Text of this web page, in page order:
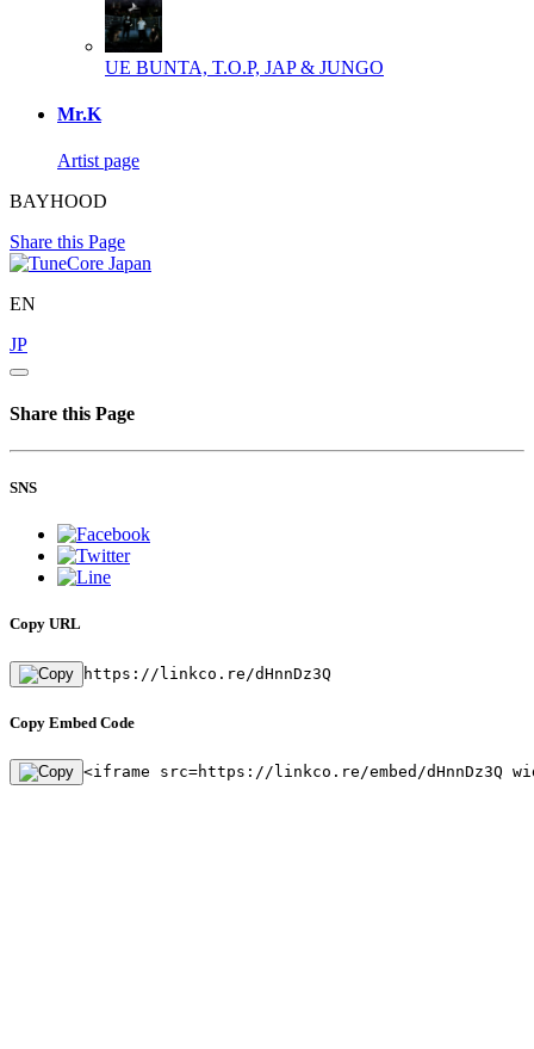
UE BUNTA, T.O.P, JAP & JUNGO
Mr.K
Artist page
BAYHOOD
Share this Page
EN
JP
Share this Page
SNS
Copy URL
https://linkco.re/dHnnDz3Q
Copy Embed Code
<iframe src=https://linkco.re/embed/dHnnDz3Q